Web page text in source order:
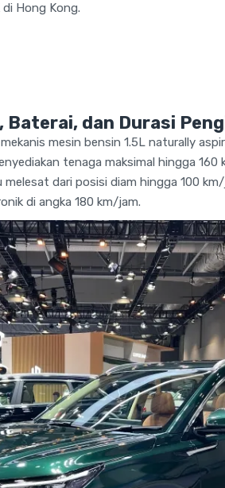
di Hong Kong.
dan Durasi
mesin bensin 1.5L naturally
tenaga maksimal hingga 160
dari posisi diam hingga 100
di angka 180 km/jam.